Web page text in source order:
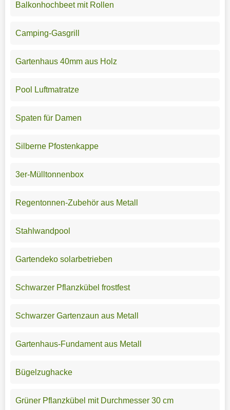
Balkonhochbeet mit Rollen
Camping-Gasgrill
Gartenhaus 40mm aus Holz
Pool Luftmatratze
Spaten für Damen
Silberne Pfostenkappe
3er-Mülltonnenbox
Regentonnen-Zubehör aus Metall
Stahlwandpool
Gartendeko solarbetrieben
Schwarzer Pflanzkübel frostfest
Schwarzer Gartenzaun aus Metall
Gartenhaus-Fundament aus Metall
Bügelzughacke
Grüner Pflanzkübel mit Durchmesser 30 cm